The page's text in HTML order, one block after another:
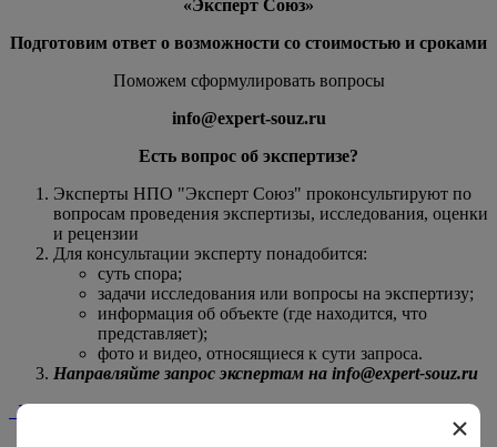
«Эксперт Союз»
Подготовим ответ о возможности со стоимостью и сроками
Поможем сформулировать вопросы
info@expert-souz.ru
Есть вопрос об экспертизе?
Эксперты НПО "Эксперт Союз" проконсультируют по
вопросам проведения экспертизы, исследования, оценки
и рецензии
Для консультации эксперту понадобится:
суть спора;
задачи исследования или вопросы на экспертизу;
информация об объекте (где находится, что
представляет);
фото и видео, относящиеся к сути запроса.
Направляйте запрос экспертам на info@expert-souz.ru
Главная
×